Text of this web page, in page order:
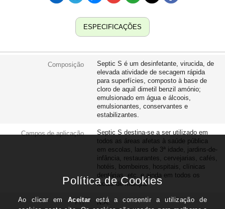
versicolor, Cladosporium cladosporioides, Penicillium
verrucosum, Candida albicans” e efeito virucida para os
“virus Hepatite B, vírus HIV-1 (HSV), H1N1 da gripe A e o
coronavírus “Covid-19”. Não ataca metais sensíveis,
ESPECIFICAÇÕES
Composição
Septic S é um desinfetante, virucida, de
elevada atividade de secagem rápida
para superfícies, composto à base de
cloro de aquil dimetil benzil amónio;
emulsionado em água e álcoois,
emulsionantes, conservantes e
estabilizantes.
Campos de aplicação
Septic S destina-se a ser utilizado em
todos as áreas afetas à saúde pública
em escolas, lares de 3ª idade, jardins-de-
infância, restaurantes, cervejarias, cafés,
hotéis, bombeiros, hospitais, clínicas
dentárias, etc. e ainda em todos os
locais de manipul
PH N.A.